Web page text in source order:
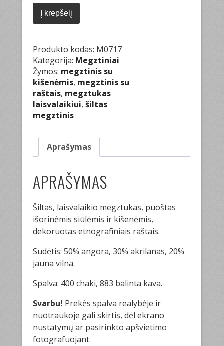
su
kišenėmis
Į krepšelį
Produkto kodas: M0717
Kategorija: Megztiniai
Žymos: megztinis su
kišenėmis, megztinis su
raštais, megztukas
laisvalaikiui,šiltas
megztinis
Aprašymas
APRAŠYMAS
Šiltas, laisvalaikio megztukas, puoštas
išorinėmis siūlėmis ir kišenėmis,
dekoruotas etnografiniais raštais.
Sudėtis: 50% angora, 30% akrilanas, 20%
jauna vilna.
Spalva: 400 chaki, 883 balinta kava.
Svarbu! Prekės spalva realybėje ir
nuotraukoje gali skirtis, dėl ekrano
nustatymų ar pasirinkto apšvietimo
fotografuojant.